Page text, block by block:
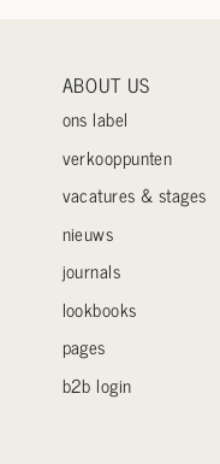
ABOUT US
ons label
verkooppunten
vacatures & stages
nieuws
journals
lookbooks
pages
b2b login